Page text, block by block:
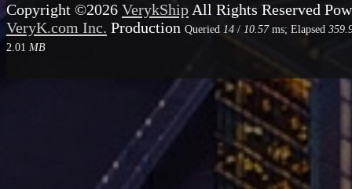
Copyright ©2026 VerykShip All Rights Reserved
VeryK.com Inc. Production Queried 14 / 10.57ms; Elapsed
2.01 MB